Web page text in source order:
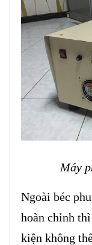
Máy
Ngoài béc
hoàn chỉnh
kiện không